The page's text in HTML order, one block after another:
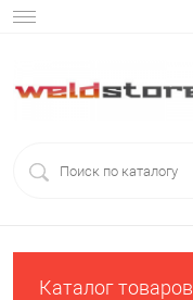
Каталог товаров